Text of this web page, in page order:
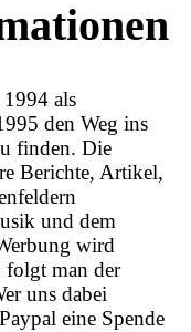
als
den Weg ins
finden. Die
Berichte, Artikel,
und dem
wird
folgt man der
uns dabei
eine Spende